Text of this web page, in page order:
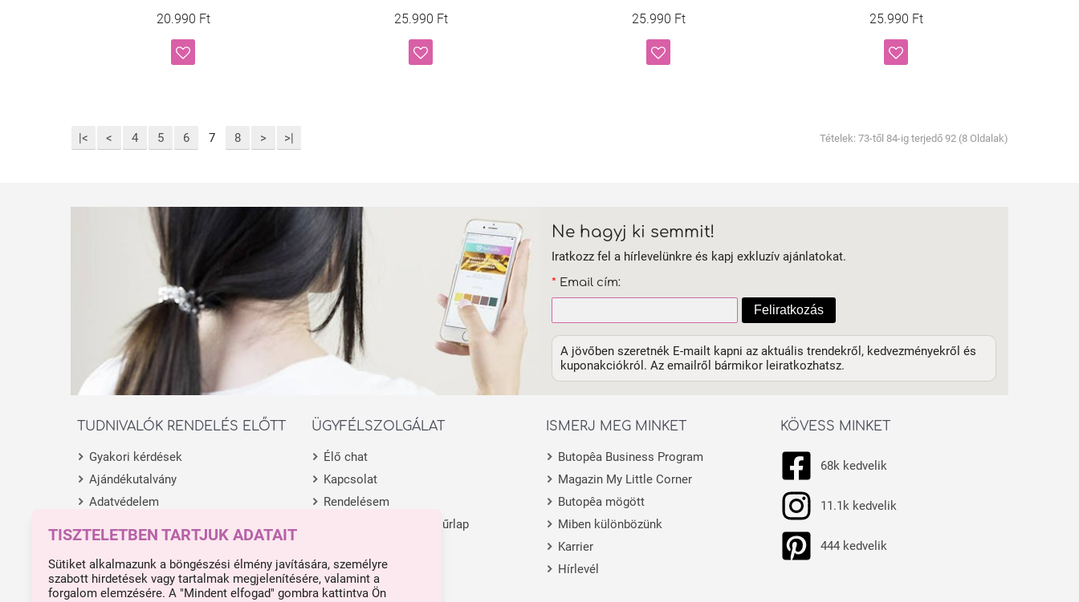
20.990 Ft
25.990 Ft
25.990 Ft
25.990 Ft
|< < 4 5 6 7 8 > >| Tételek: 73-től 84-ig terjedő 92 (8 Oldalak)
Ne hagyj ki semmit!
Iratkozz fel a hírlevelünkre és kapj exkluzív ajánlatokat.
* Email cím:
Feliratkozás
A jövőben szeretnék E-mailt kapni az aktuális trendekről, kedvezményekről és
kuponakciókról. Az emailről bármikor leiratkozhatsz.
TUDNIVALÓK RENDELÉS ELŐTT
Gyakori kérdések
Ajándékutalvány
Adatvédelem
ÜGYFÉLSZOLGÁLAT
Élő chat
Kapcsolat
Rendelésem
Termék visszaküldési űrlap
ISMERJ MEG MINKET
Butopêa Business Program
Magazin My Little Corner
Butopêa mögött
Miben különbözünk
Karrier
Hírlevél
KÖVESS MINKET
68k kedvelik
11.1k kedvelik
444 kedvelik
TISZTELETBEN TARTJUK ADATAIT
Sütiket alkalmazunk a böngészési élmény javítására, személyre
szabott hirdetések vagy tartalmak megjelenítésére, valamint a
forgalom elemzésére. A "Mindent elfogad" gombra kattintva Ön